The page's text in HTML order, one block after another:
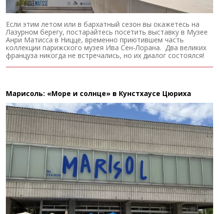
Если этим летом или в бархатный сезон вы окажетесь на
Лазурном берегу, постарайтесь посетить выставку в Музее
Анри Матисса в Ницце, временно приютившем часть
коллекции парижского музея Ива Сен-Лорана. Два великих
француза никогда не встречались, но их диалог состоялся!
Марисоль: «Море и солнце» в Кунстхаусе Цюриха